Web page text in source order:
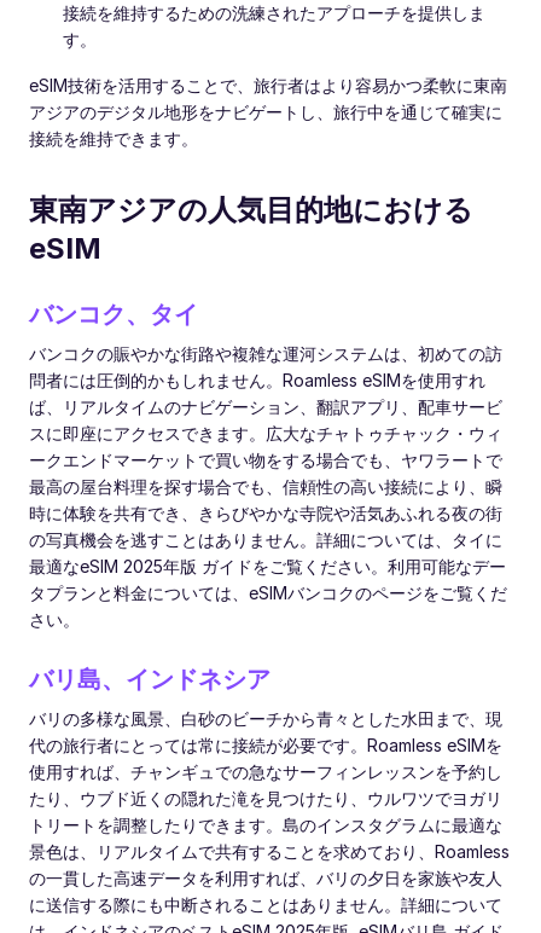
接続を維持するための洗練されたアプローチを提供しま
す。
eSIM技術を活用することで、旅行者はより容易かつ柔軟に東南
アジアのデジタル地形をナビゲートし、旅行中を通じて確実に
接続を維持できます。
東南アジアの人気目的地における
eSIM
バンコク、タイ
バンコクの賑やかな街路や複雑な運河システムは、初めての訪
問者には圧倒的かもしれません。Roamless eSIMを使用すれ
ば、リアルタイムのナビゲーション、翻訳アプリ、配車サービ
スに即座にアクセスできます。広大なチャトゥチャック・ウィ
ークエンドマーケットで買い物をする場合でも、ヤワラートで
最高の屋台料理を探す場合でも、信頼性の高い接続により、瞬
時に体験を共有でき、きらびやかな寺院や活気あふれる夜の街
の写真機会を逃すことはありません。詳細については、タイに
最適なeSIM 2025年版 ガイドをご覧ください。利用可能なデー
タプランと料金については、eSIMバンコクのページをご覧くだ
さい。
バリ島、インドネシア
バリの多様な風景、白砂のビーチから青々とした水田まで、現
代の旅行者にとっては常に接続が必要です。Roamless eSIMを
使用すれば、チャンギュでの急なサーフィンレッスンを予約し
たり、ウブド近くの隠れた滝を見つけたり、ウルワツでヨガリ
トリートを調整したりできます。島のインスタグラムに最適な
景色は、リアルタイムで共有することを求めており、Roamless
の一貫した高速データを利用すれば、バリの夕日を家族や友人
に送信する際にも中断されることはありません。詳細について